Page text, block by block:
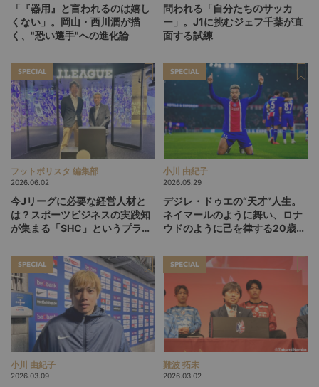
「『器用』と言われるのは嬉し
くない」。岡山・西川潤が描
く、"恐い選手"への進化論
問われる「自分たちのサッカ
ー」。J1に挑むジェフ千葉が直
面する試練
SPECIAL
フットボリスタ 編集部
2026.06.02
今Jリーグに必要な経営人材と
は？スポーツビジネスの実践知
が集まる「SHC」というプラッ
SPECIAL
小川 由紀子
2026.05.29
デジレ・ドゥエの“天才”人生。
ネイマールのように舞い、ロナ
ウドのように己を律する20歳
SPECIAL
小川 由紀子
2026.03.09
SPECIAL
難波 拓未
2026.03.02